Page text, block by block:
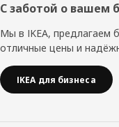
С заботой о вашем
Мы в IKEA, предлагаем
отличные цены и
IKEA для бизнеса